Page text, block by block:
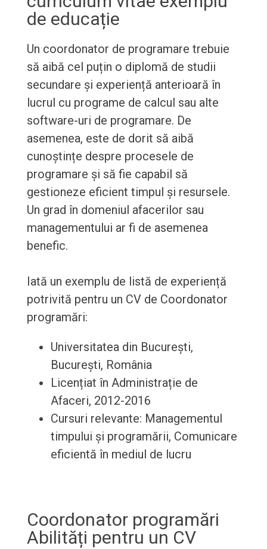
de educație
Un coordonator de programare trebuie
să aibă cel puțin o diplomă de studii
secundare și experiență anterioară în
lucrul cu programe de calcul sau alte
software-uri de programare. De
asemenea, este de dorit să aibă
cunoștințe despre procesele de
programare și să fie capabil să
gestioneze eficient timpul și resursele.
Un grad în domeniul afacerilor sau
managementului ar fi de asemenea
benefic.
Iată un exemplu de listă de experiență
potrivită pentru un CV de Coordonator
programări:
Universitatea din București,
București, România
Licențiat în Administrație de
Afaceri, 2012-2016
Cursuri relevante: Managementul
timpului și programării, Comunicare
eficientă în mediul de lucru
Coordonator programări
Abilități pentru un CV